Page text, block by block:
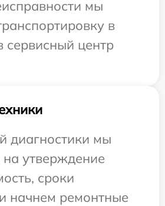
мы
в
сервисный центр
диагностики мы
утверждение
сроки
начнем ремонтные